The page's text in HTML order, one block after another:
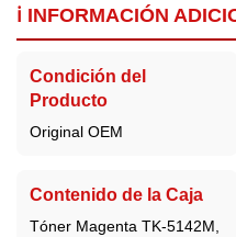
ℹ️ INFORMACIÓN
Condición del
Producto
Original OEM
Contenido de la Caja
Tóner Magenta TK-5142M,